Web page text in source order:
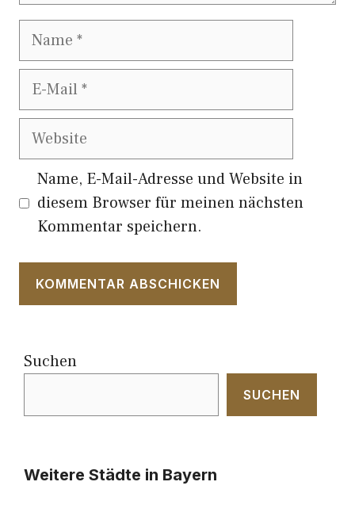
Name
E-
Website
Name, E-Mail-Adresse und Website in
diesem Browser für meinen nächsten
Kommentar speichern.
Suchen
SUCHEN
Weitere Städte in Bayern